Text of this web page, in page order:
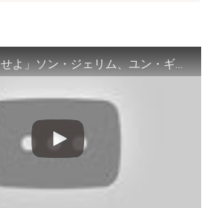
「まず熱く掃除せよ」ソン・ジェリム、ユン・ギュンサンに宣戦布告……